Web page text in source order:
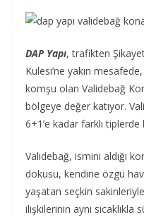
DAP Yapı, trafikten
Kulesi’ne yakın
komşu olan Validebağ
bölgeye değer katıyor.
6+1’e kadar farklı
Validebağ, ismini aldığı
dokusu, kendine özgü
yaşatan seçkin
ilişkilerinin aynı